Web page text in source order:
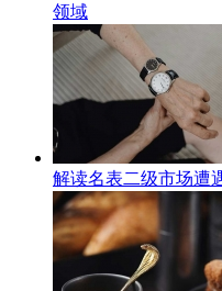
领域
解读名表二级市场遭